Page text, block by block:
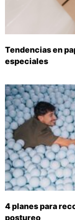
Tendencias en
especiales
4 planes para
postureo